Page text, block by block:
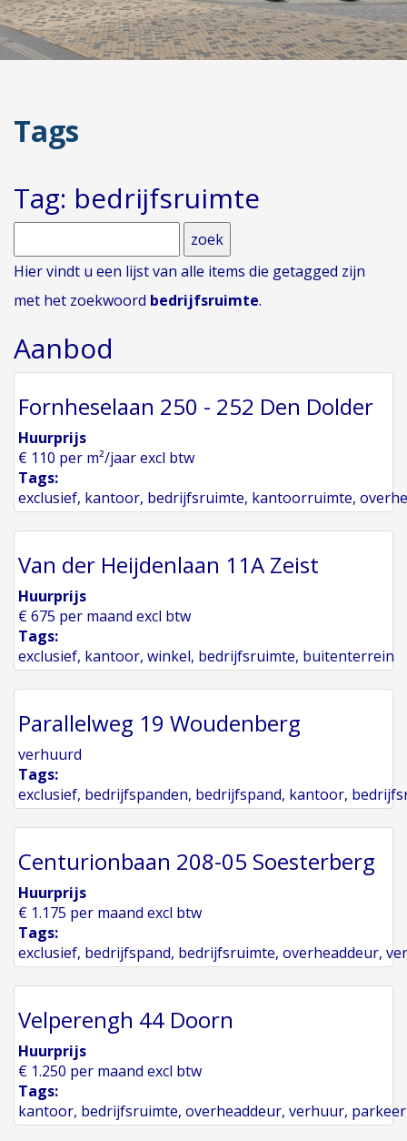
Tags
Tag: bedrijfsruimte
Hier vindt u een lijst van alle items die getagged zijn
met het zoekwoord bedrijfsruimte.
Aanbod
Fornheselaan 250 - 252 Den Dolder
Huurprijs
€ 110 per m²/jaar excl btw
Tags:
exclusief, kantoor, bedrijfsruimte, kantoorruimte,
Van der Heijdenlaan 11A Zeist
Huurprijs
€ 675 per maand excl btw
Tags:
exclusief, kantoor, winkel, bedrijfsruimte, buitenterrein
Parallelweg 19 Woudenberg
verhuurd
Tags:
exclusief, bedrijfspanden, bedrijfspand, kantoor,
Centurionbaan 208-05 Soesterberg
Huurprijs
€ 1.175 per maand excl btw
Tags:
exclusief, bedrijfspand, bedrijfsruimte, overheaddeur,
Velperengh 44 Doorn
Huurprijs
€ 1.250 per maand excl btw
Tags:
kantoor, bedrijfsruimte, overheaddeur, verhuur,